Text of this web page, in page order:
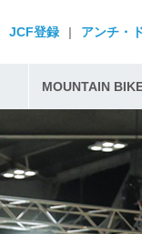
JCF登録 | アンチ・
MOUNTAIN